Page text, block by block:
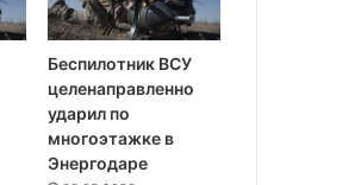
Беспилотник ВСУ
целенаправленно
ударил по
многоэтажке в
Энергодаре